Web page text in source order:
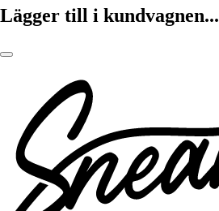
Lägger till i kundvagnen...